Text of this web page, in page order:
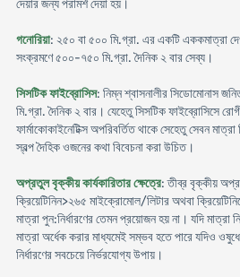
দেয়ার জন্য পরামর্শ দেয়া হয়।
গনোরিয়া: ২৫০ বা ৫০০ মি.গ্রা. এর একটি এককমাত্রা
সংক্রমণে ৫০০-৭৫০ মি.গ্রা. দৈনিক ২ বার সেব্য।
সিসটিক ফাইব্রোসিস: নিম্ন শ্বাসনালীর সিডোমোনাস
মি.গ্রা. দৈনিক ২ বার। যেহেতু সিসটিক ফাইব্রোসিসে
ফার্মাকোকাইনেটিক্স অপরিবর্তিত থাকে সেহেতু সেবন
স্বল্প দৈহিক ওজনের কথা বিবেচনা করা উচিত।
অপ্রতুল বৃক্কীয় কার্যকারিতার ক্ষেত্রে: তীব্র বৃক্কীয়
ক্রিয়েটিনিন>২৬৫ মাইক্রোমোল/লিটার অথবা
মাত্রা পুন:নির্ধারণের তেমন প্রয়োজন হয় না। যদি মাত্রা
মাত্রা অর্ধেক করার মাধ্যমেই সম্ভব হতে পারে যদিও
নির্ধারণের সবচেয়ে নির্ভরযোগ্য উপায়।